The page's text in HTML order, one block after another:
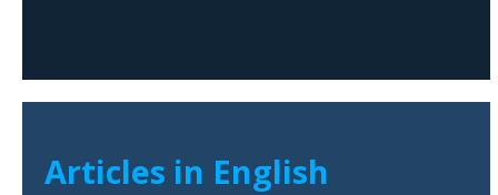
Articles in English